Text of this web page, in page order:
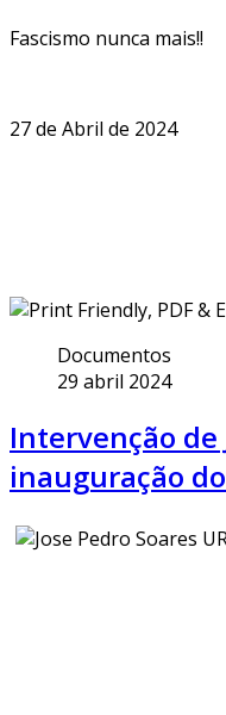
Fascismo nunca mais!!
27 de Abril de 2024
Documentos
29 abril 2024
Intervenção de
inauguração